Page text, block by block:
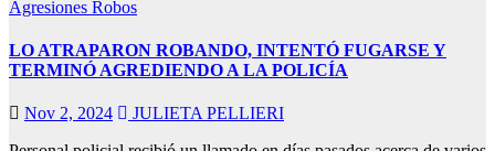
Agresiones Robos
LO ATRAPARON ROBANDO, INTENTÓ FUGARSE Y
TERMINÓ AGREDIENDO A LA POLICÍA
Nov 2, 2024
JULIETA PELLIERI